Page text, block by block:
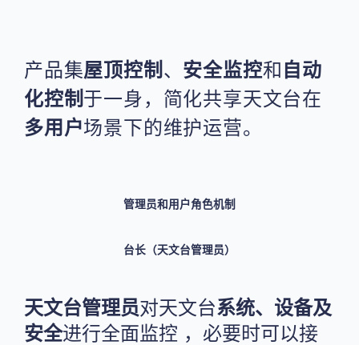
产品集屋顶控制 、 安全监控和 自动
化控制 于一身，简化共享天文台在
多用户场景下的维护运营。
管理员和用户角色机制
台长（天文台管理员）
天文台管理员对天文台系统、设备及
安全进行全面监控 ，必要时可以接